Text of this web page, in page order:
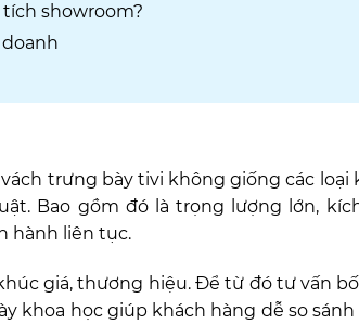
showroom?
trưng bày tivi không giống các loại
Bao gồm đó là trọng lượng lớn,
hành liên tục.
giá, thương hiệu. Để từ đó tư vấn
khoa học giúp khách hàng dễ so sánh